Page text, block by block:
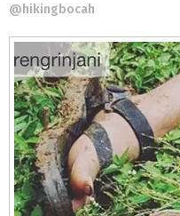
@hikingbocah